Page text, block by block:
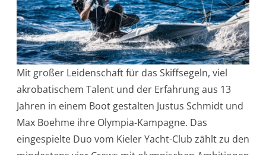
Mit großer Leidenschaft für das Skiffsegeln, viel
akrobatischem Talent und der Erfahrung aus 13
Jahren in einem Boot gestalten Justus Schmidt und
Max Boehme ihre Olympia-Kampagne. Das
eingespielte Duo vom Kieler Yacht-Club zählt zu den